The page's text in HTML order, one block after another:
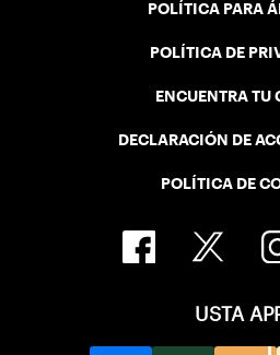
POLÍTICA PARA
POLÍTICA DE
ENCUENTRA TU
DECLARACIÓN DE
POLÍTICA DE
USTA